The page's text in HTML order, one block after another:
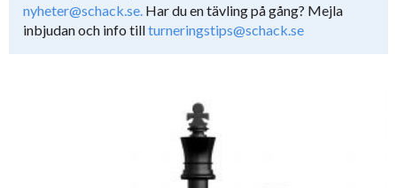
nyheter@schack.se. Har du en tävling på gång? Mejla
inbjudan och info tillturneringstips@schack.se